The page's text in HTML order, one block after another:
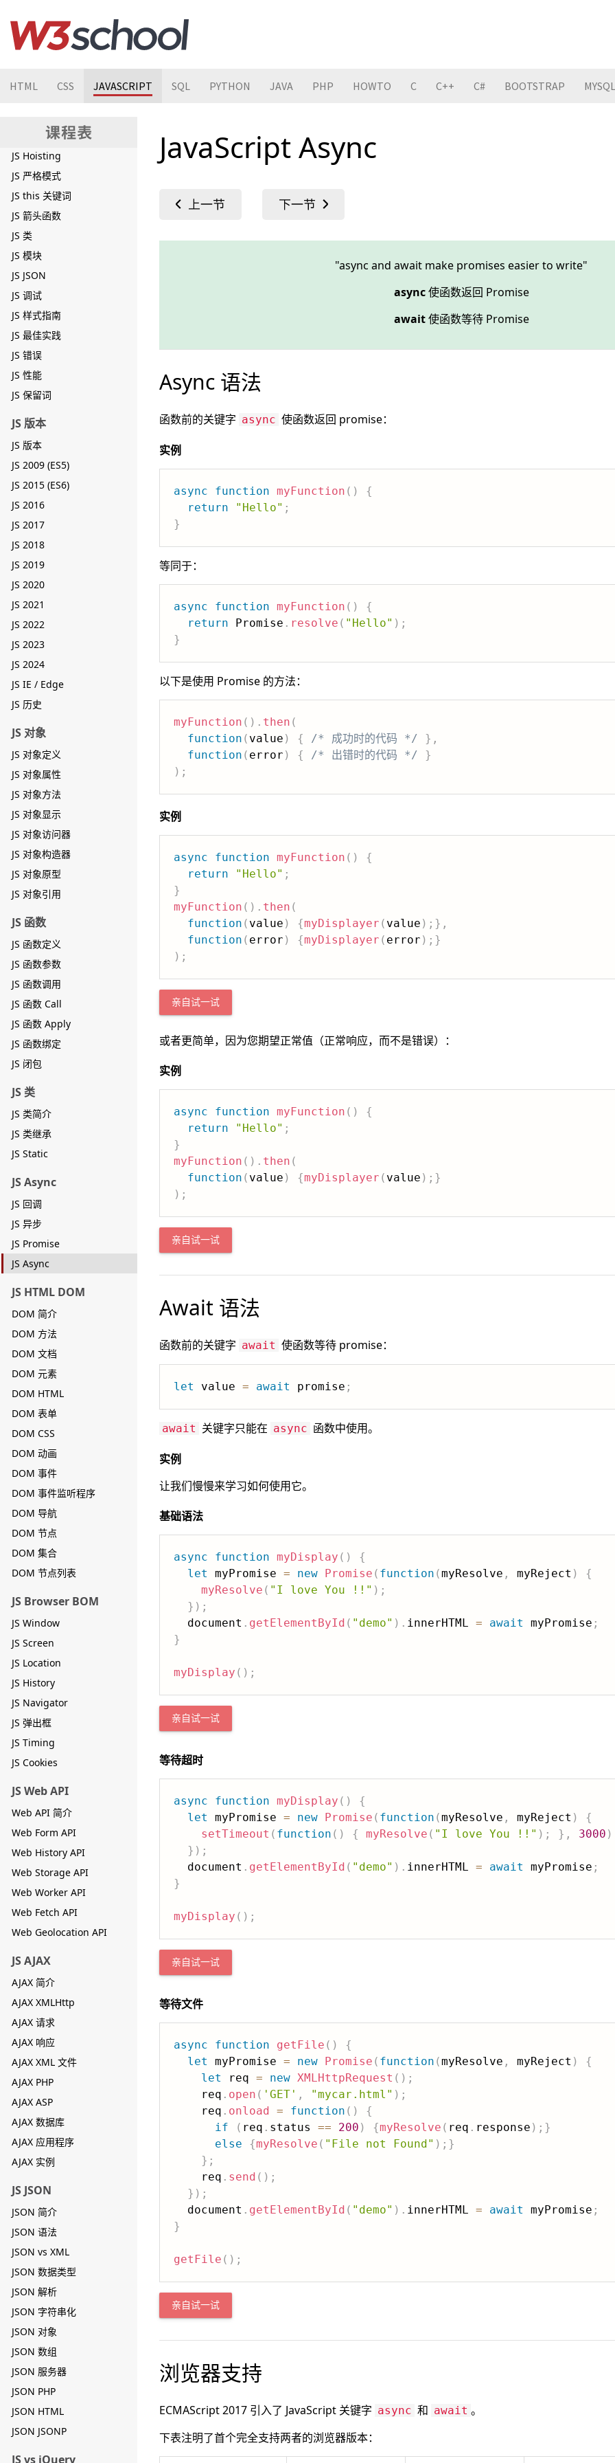
HTML CSS JAVASCRIPT SQL PYTHON JAVA PHP HOWTO C C++ C# BOOTSTRAP MYSQL
JS 解构
JS 作用域
JS Hoisting
JS 严格模式
JS this 关键词
JS 箭头函数
JS 类
JS 模块
JS JSON
JS 调试
JS 样式指南
JS 最佳实践
JS 错误
JS 性能
JS 保留词
JS 版本
JS 版本
JS 2009 (ES5)
JS 2015 (ES6)
JS 2016
JS 2017
JS 2018
JS 2019
JS 2020
JS 2021
JS 2022
JS 2023
JS 2024
JS IE / Edge
JS 历史
JS 对象
JS 对象定义
JS 对象属性
JS 对象方法
JS 对象显示
JS 对象访问器
JS 对象构造器
JS 对象原型
JS 对象引用
JS 函数
JS 函数定义
JS 函数参数
JS 函数调用
JS 函数 Call
JS 函数 Apply
JS 函数绑定
JS 闭包
JS 类
JS 类简介
JS 类继承
JS Static
JS Async
JS 回调
JS 异步
JS Promise
JS Async
JS HTML DOM
DOM 简介
DOM 方法
DOM 文档
DOM 元素
DOM HTML
DOM 表单
DOM CSS
DOM 动画
DOM 事件
DOM 事件监听程序
DOM 导航
DOM 节点
DOM 集合
DOM 节点列表
JS Browser BOM
JS Window
JS Screen
JS Location
JS History
JS Navigator
JS 弹出框
JS Timing
JS Cookies
JS Web API
Web API 简介
Web Form API
Web History API
Web Storage API
Web Worker API
Web Fetch API
Web Geolocation API
JS AJAX
AJAX 简介
AJAX XMLHttp
AJAX 请求
AJAX 响应
AJAX XML 文件
AJAX PHP
AJAX ASP
AJAX 数据库
AJAX 应用程序
AJAX 实例
JS JSON
JSON 简介
JSON 语法
JSON vs XML
JSON 数据类型
JSON 解析
JSON 字符串化
JSON 对象
JSON 数组
JSON 服务器
JSON PHP
JSON HTML
JSON JSONP
JS vs jQuery
JavaScript Async
"async and await make promises easier to write"
async使函数返回 Promise
await使函数等待 Promise
Async 语法
函数前的关键字 async 使函数返回 promise：
实例
async function myFunction ( )
{
return
"Hello" ;
}
等同于：
async function myFunction ( )
{
return Promise . resolve ( "Hello" ) ;
}
以下是使用 Promise 的方法：
myFunction ( ) . then (
function ( value ) { /* 成功时的代码 */ } ,
function ( error ) { /* 出错时的代码 */
}
) ;
实例
async function myFunction ( )
{
return
"Hello" ;
}
myFunction ( ) . then (
function ( value ) {myDisplayer ( value ) ; } ,
function ( error ) {myDisplayer ( error ) ; }
) ;
亲自试一试
或者更简单，因为您期望正常值（正常响应，而不是错误）：
实例
async function myFunction ( )
{
return
"Hello" ;
}
myFunction ( ) . then (
function ( value ) {myDisplayer ( value ) ; }
) ;
亲自试一试
Await 语法
函数前的关键字 await 使函数等待 promise：
let value = await promise ;
await 关键字只能在 async 函数中使用。
实例
让我们慢慢来学习如何使用它。
基础语法
async function myDisplay ( )
{
let
myPromise = new Promise ( function (myResolve , myReject )
{
myResolve ( "I love You !!" ) ;
} ) ;
  document
. getElementById ( "demo" ) . innerHTML = await myPromise ;
}
myDisplay ( ) ;
亲自试一试
等待超时
async function myDisplay ( )
{
let
myPromise = new Promise ( function (myResolve , myReject )
{
setTimeout ( function ( ) { myResolve ( "I love You !!" ) ; } , 3000 )
} ) ;
  document
. getElementById ( "demo" ) . innerHTML = await myPromise ;
}
myDisplay ( ) ;
亲自试一试
等待文件
async function getFile ( )
{
let
myPromise = new Promise ( function (myResolve , myReject )
{
let
req = new XMLHttpRequest ( ) ;
    req
. open ( 'GET' , "mycar.html" ) ;
    req
. onload = function ( )
{
if
( req . status == 200 ) {myResolve ( req . response ) ; }
else
{myResolve ( "File not Found" ) ; }
} ;
    req
. send ( ) ;
} ) ;
  document
. getElementById ( "demo" ) . innerHTML = await myPromise ;
}
getFile ( ) ;
亲自试一试
浏览器支持
ECMAScript 2017 引入了 JavaScript 关键字 async 和 await 。
下表注明了首个完全支持两者的浏览器版本：